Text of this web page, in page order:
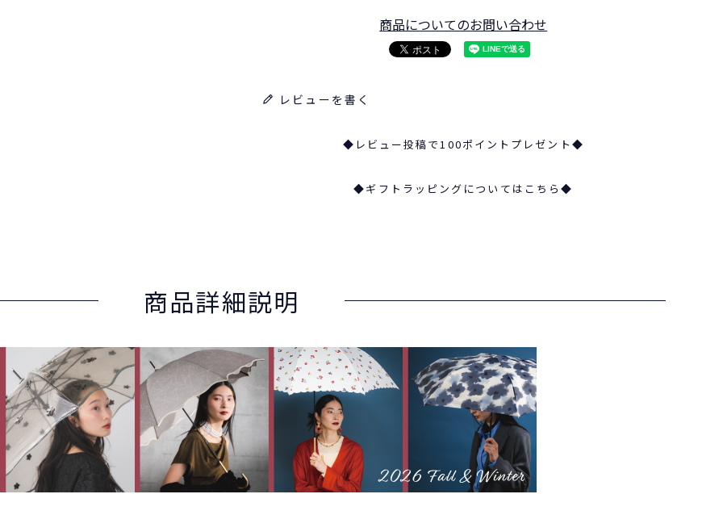
商品についてのお問い合わせ
レビューを書く
◆レビュー投稿で100ポイントプレゼント◆
◆ギフトラッピングについてはこちら◆
商品詳細説明